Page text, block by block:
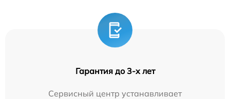
Гарантия до 3-х лет
Сервисный центр устанавливает